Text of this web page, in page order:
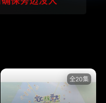
全20集